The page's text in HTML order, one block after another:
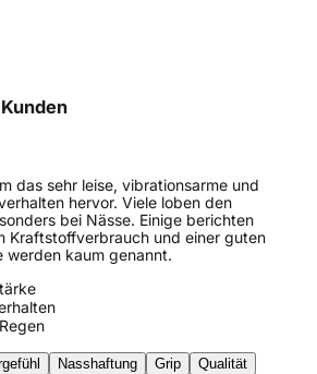
das sehr leise, vibrationsarme und
hervor. Viele loben den
bei Nässe. Einige berichten
Kraftstoffverbrauch und einer guten
werden kaum genannt.
Nasshaftung Grip
Qualität